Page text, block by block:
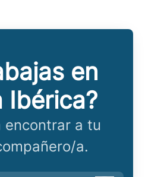
en
Ibérica?
encontrar a tu
a.